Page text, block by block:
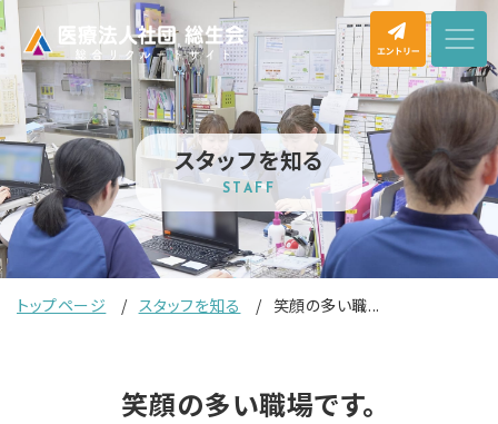
スタッフを知る
STAFF
トップページ スタッフを知る 笑顔の多い職...
笑顔の多い職場です。